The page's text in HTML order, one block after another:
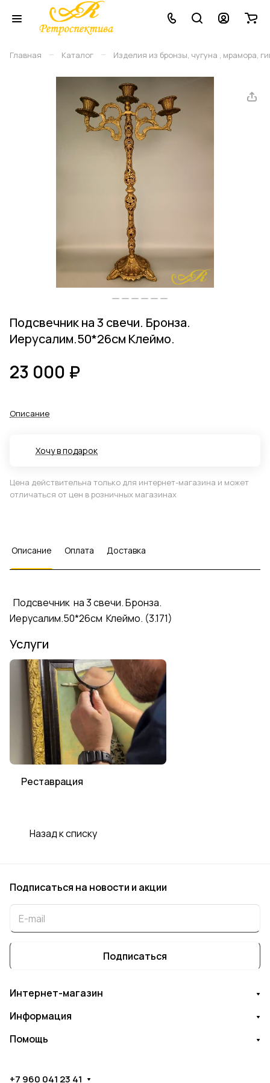
Главная – Каталог – Изделия из бронзы, чугуна , мрамора,
Подсвечник на 3 свечи. Бронза.
Иерусалим.50*26см Клеймо.
23 000 ₽
Описание
Хочу в подарок
Цена действительна только для интернет-магазина и может
отличаться от цен в розничных магазинах
Описание Оплата Доставка
Подсвечник на 3 свечи. Бронза.
Иерусалим.50*26см Клеймо. (3.171)
Услуги
Реставрация
Назад к списку
Подписаться на новости и акции
Подписаться
Интернет-магазин
Информация
Помощь
+7 960 041 23 41